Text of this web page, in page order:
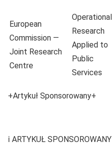
European
Commission —
Joint Research
Centre
Operational
Research
Applied to
Public
Services
+Artykuł Sponsorowany+
ℹ️ ARTYKUŁ SPONSOROWANY